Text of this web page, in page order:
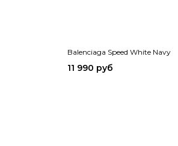
Balenciaga Speed White Navy
11 990 руб